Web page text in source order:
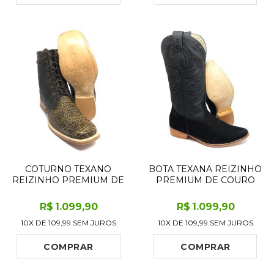
COTURNO TEXANO
REIZINHO PREMIUM DE
BOVINO IMITAÇÃO DE
ELEFANTE BLACK
COGNAC - CANO CURTO,
BICO QUADRADO -
SOLADO DE COURO
ARTESANAL
R$ 1.099,90
10X DE 109,99 SEM JUROS
COMPRAR
BOTA TEXANA REIZINHO
PREMIUM DE COURO
BUFALADA PRETA -
CANO ALTO, BICO FINO
ARREDONDADO -
SOLADO DE COURO
ARTESANAL
R$ 1.099,90
10X DE 109,99 SEM JUROS
COMPRAR